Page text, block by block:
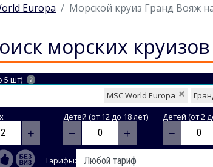
Europa Морской круиз Гранд Вояж
морских круизов
5 шт) ?
MSC World Europa
+
Детей (от 12 до 18 лет)
− +
Детей (от 2
−
Тарифы: